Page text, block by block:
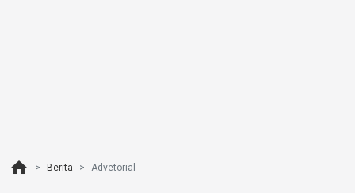
home Berita Advetorial